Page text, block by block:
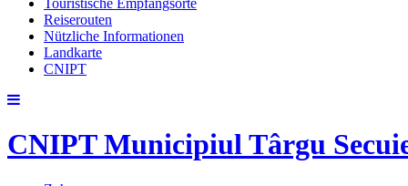
Touristische Empfangsorte
Reiserouten
Nützliche Informationen
Landkarte
CNIPT
Skip
content
CNIPT Municipiul Târgu